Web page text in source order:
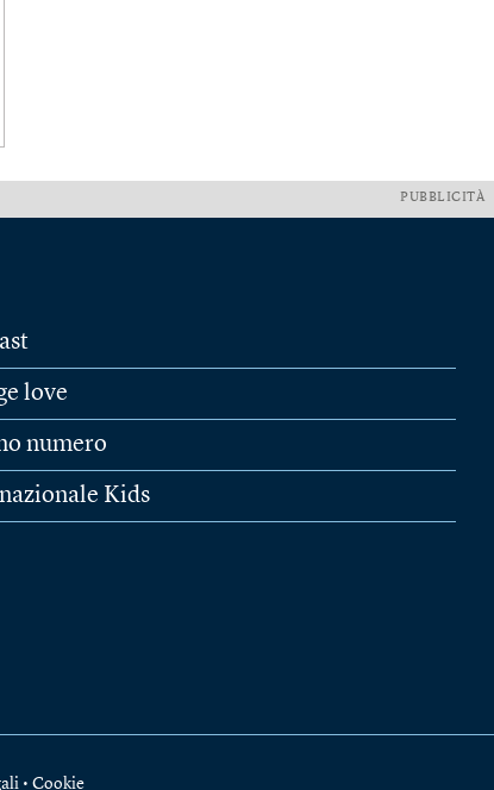
PUBBLICITÀ
love
numero
Kids
• Cookie